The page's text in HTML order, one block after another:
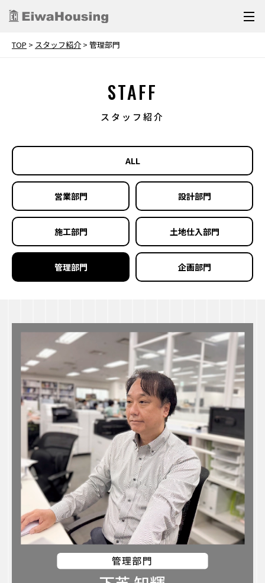
TOP > スタッフ紹介 > 管理部⾨
STAFF
スタッフ紹介
ALL
営業部⾨ 設計部⾨
施⼯部⾨ 土地仕入部門
管理部⾨ 企画部⾨